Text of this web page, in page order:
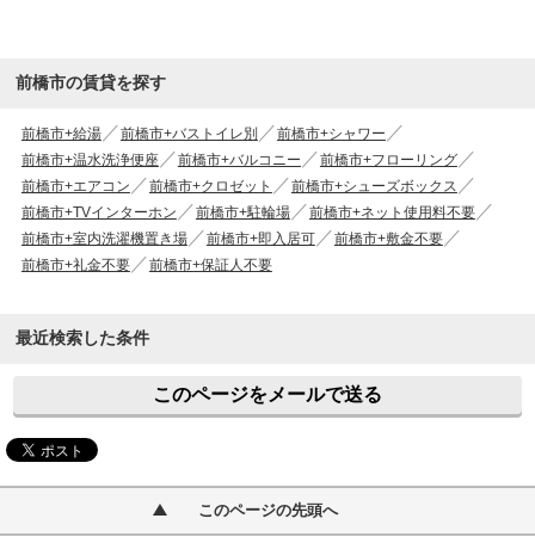
前橋市の賃貸を探す
前橋市+給湯 前橋市+バストイレ別
前橋市+シャワー
前橋市+温水洗浄便座
前橋市+バルコニー
前橋市+フローリング
前橋市+エアコン
前橋市+クロゼット
前橋市+シューズボックス
前橋市+TVインターホン
前橋市+駐輪場
前橋市+ネット使用料不要
前橋市+室内洗濯機置き場
前橋市+即入居可
前橋市+敷金不要
前橋市+礼金不要
前橋市+保証人不要
最近検索した条件
このページをメールで送る
このページの先頭へ